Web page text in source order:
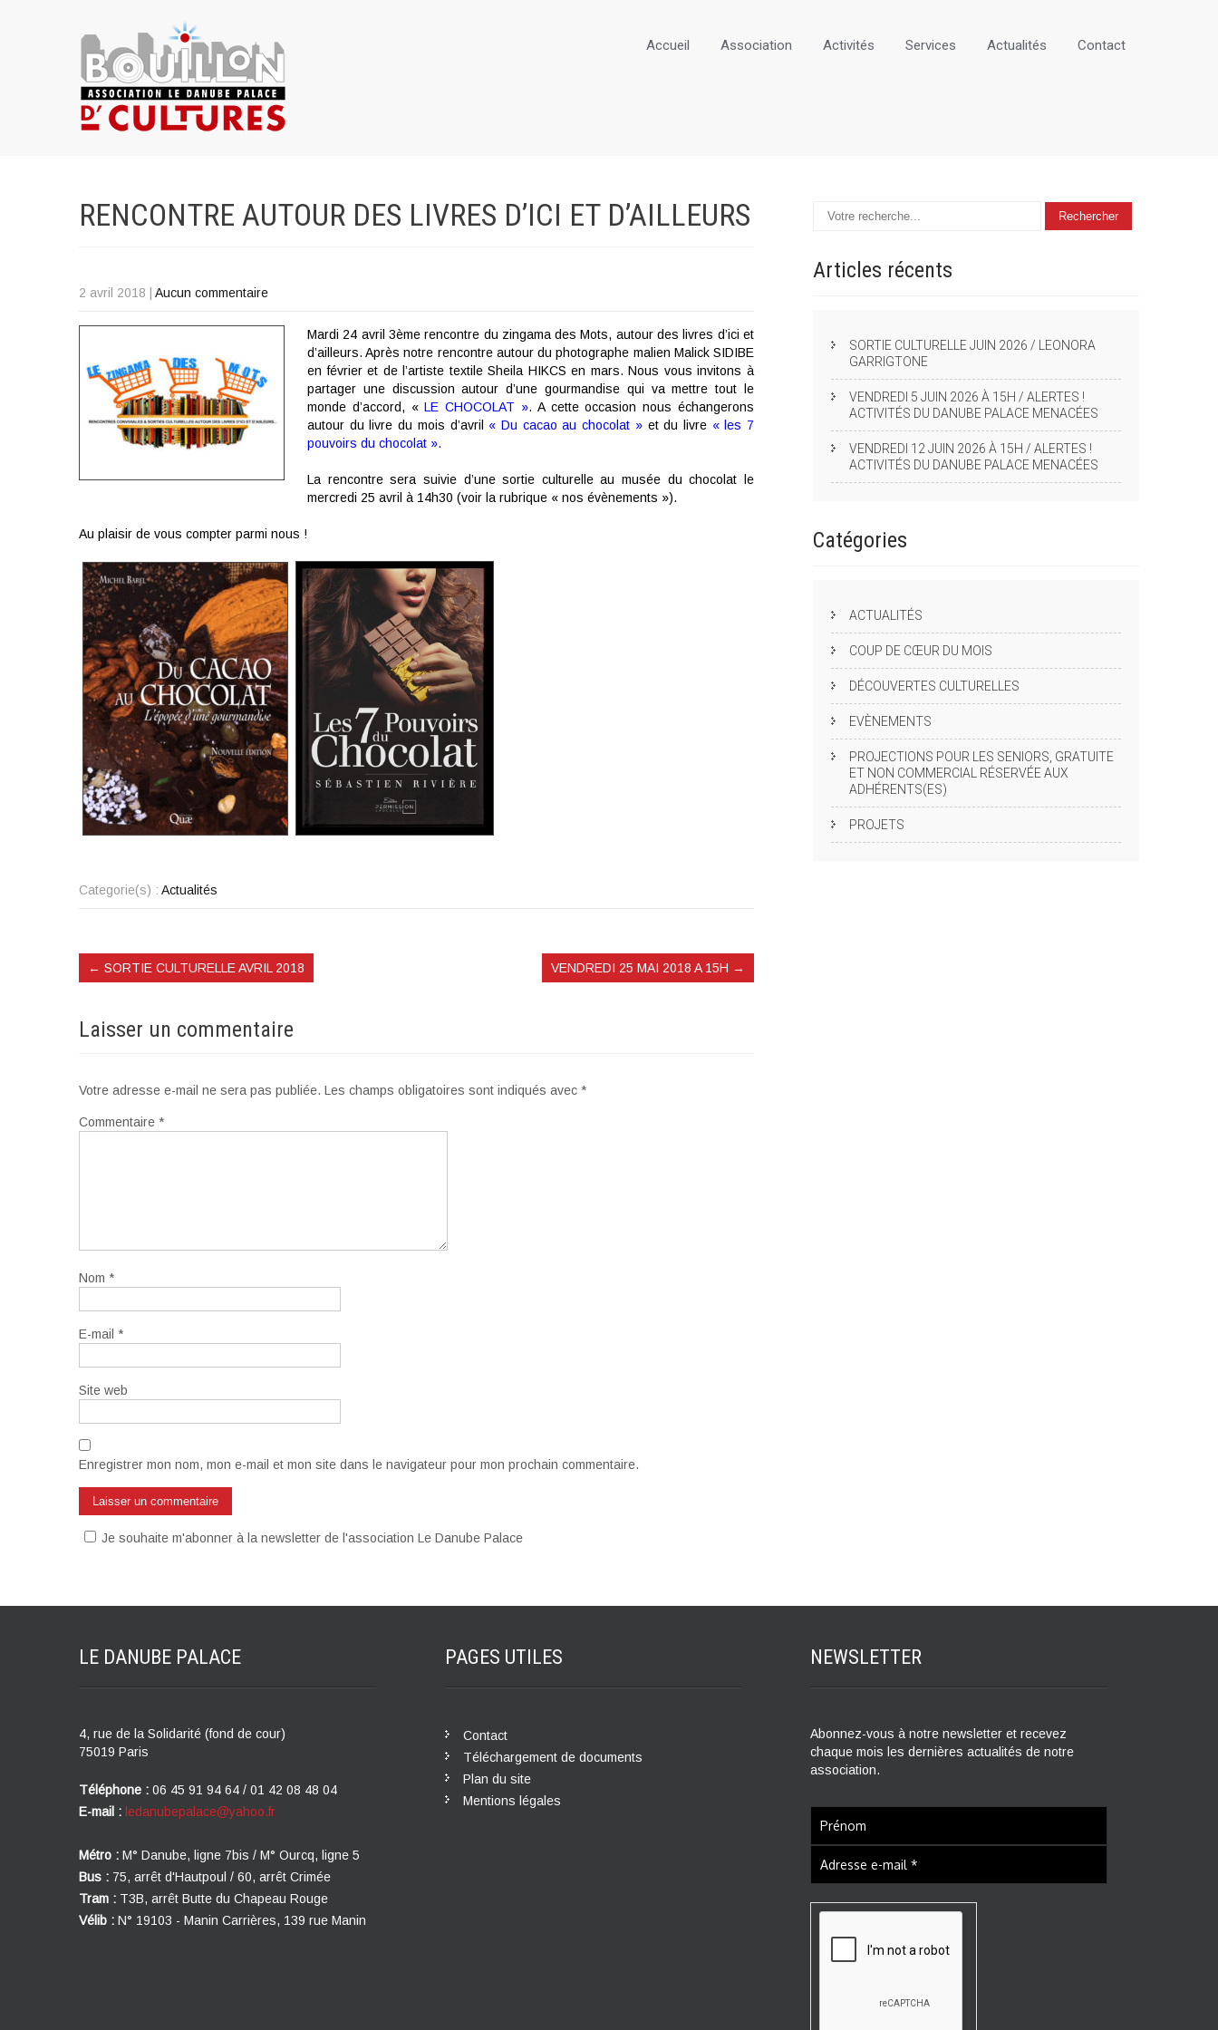
Accueil Association Activités Services Actualités Contact
RENCONTRE AUTOUR DES LIVRES D’ICI ET D’AILLEURS
2 avril 2018 Aucun commentaire
Mardi 24 avril 3ème rencontre du zingama des Mots, autour des livres d’ici et
d’ailleurs. Après notre rencontre autour du photographe malien Malick SIDIBE
en février et de l’artiste textile Sheila HIKCS en mars. Nous vous invitons à
partager une discussion autour d’une gourmandise qui va mettre tout le
monde d’accord, «LE CHOCOLAT ». A cette occasion nous échangerons
autour du livre du mois d’avril « Du cacao au chocolat » et du livre« les 7
pouvoirs du chocolat ».
La rencontre sera suivie d’une sortie culturelle au musée du chocolat le
mercredi 25 avril à 14h30 (voir la rubrique « nos évènements »).
Au plaisir de vous compter parmi nous !
Categorie(s) : Actualités
← SORTIE CULTURELLE AVRIL 2018 VENDREDI 25 MAI 2018 A 15H →
Laisser un commentaire
Votre adresse e-mail ne sera pas publiée. Les champs obligatoires sont indiqués avec *
Commentaire *
Nom *
E-mail *
Site web
Enregistrer mon nom, mon e-mail et mon site dans le navigateur pour mon prochain commentaire.
Je souhaite m'abonner à la newsletter de l'association Le Danube Palace
Articles récents
SORTIE CULTURELLE JUIN 2026 / LEONORA
GARRIGTONE
VENDREDI 5 JUIN 2026 À 15H / ALERTES !
ACTIVITÉS DU DANUBE PALACE MENACÉES
VENDREDI 12 JUIN 2026 À 15H / ALERTES !
ACTIVITÉS DU DANUBE PALACE MENACÉES
Catégories
ACTUALITÉS
COUP DE CŒUR DU MOIS
DÉCOUVERTES CULTURELLES
EVÈNEMENTS
PROJECTIONS POUR LES SENIORS, GRATUITE
ET NON COMMERCIAL RÉSERVÉE AUX
ADHÉRENTS(ES)
PROJETS
LE DANUBE PALACE
4, rue de la Solidarité (fond de cour)
75019 Paris
Téléphone : 06 45 91 94 64 / 01 42 08 48 04
E-mail : ledanubepalace@yahoo.fr
Métro : M° Danube, ligne 7bis / M° Ourcq, ligne 5
Bus : 75, arrêt d'Hautpoul / 60, arrêt Crimée
Tram : T3B, arrêt Butte du Chapeau Rouge
Vélib : N° 19103 - Manin Carrières, 139 rue Manin
PAGES UTILES
Contact
Téléchargement de documents
Plan du site
Mentions légales
NEWSLETTER
Abonnez-vous à notre newsletter et recevez
chaque mois les dernières actualités de notre
association.